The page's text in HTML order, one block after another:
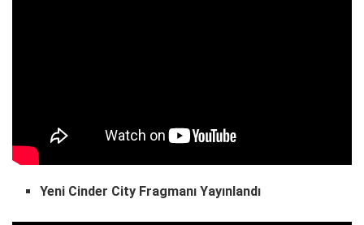
Yeni Cinder City Fragmanı Yayınlandı